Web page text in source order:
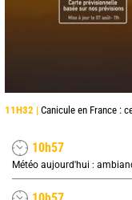
11H32 | Canicule en France :
10h57
Météo aujourd'hui :